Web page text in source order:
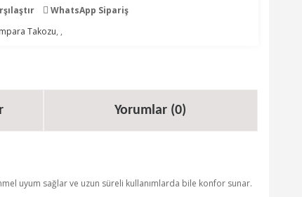
WhatsApp Sipariş
Takozu, ,
Yorumlar (0)
uyum sağlar ve uzun süreli kullanımlarda bile konfor sunar.